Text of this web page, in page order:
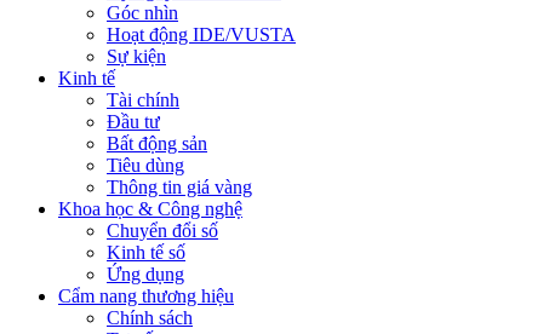
Góc nhìn
Hoạt động IDE/VUSTA
Sự kiện
Kinh tế
Tài chính
Đầu tư
Bất động sản
Tiêu dùng
Thông tin giá vàng
Khoa học & Công nghệ
Chuyển đổi số
Kinh tế số
Ứng dụng
Cẩm nang thương hiệu
Chính sách